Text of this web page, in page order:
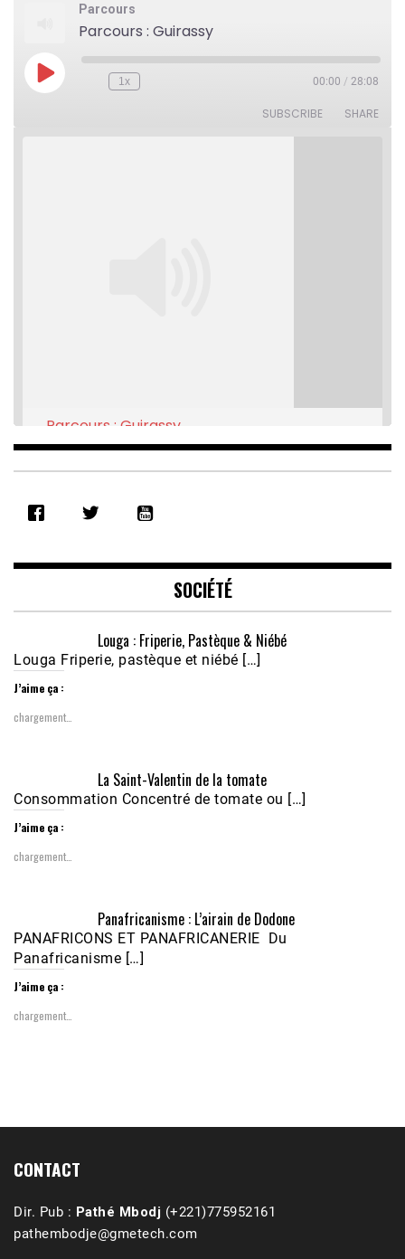
Parcours
Parcours : Guirassy
Play
Episode
Rewind
1x 00:00 / 28:08
SUBSCRIBE SHARE
RSS FEED
EMBED
Parcours : Guirassy
Feb 16, 2021 • 28:08
Nobana (Podologue)
Feb 24, 2021 • 28mn
SOCIÉTÉ
Louga : Friperie, Pastèque & Niébé
Louga Friperie, pastèque et niébé […]
J’aime ça :
chargement…
La Saint-Valentin de la tomate
Consommation Concentré de tomate ou […]
J’aime ça :
chargement…
Panafricanisme : L’airain de Dodone
PANAFRICONS ET PANAFRICANERIE Du
Panafricanisme […]
J’aime ça :
chargement…
CONTACT
Dir. Pub : Pathé Mbodj (+221)775952161
pathembodje@gmetech.com